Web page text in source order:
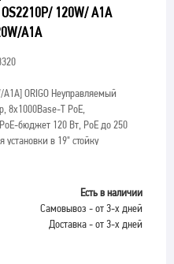
120W/ A1A
A1A
A1A]ORIGO Неуправляемый
8x1000Base-T PoE,
бюджет 120 Вт, PoE до 250
установки в 19" стойку
Есть в наличии
Самовывоз - от 3-х дней
Доставка - от 3-х дней